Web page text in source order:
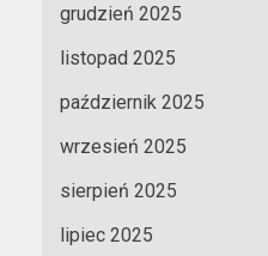
grudzień 2025
listopad 2025
październik 2025
wrzesień 2025
sierpień 2025
lipiec 2025